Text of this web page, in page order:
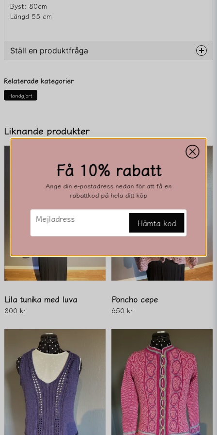
Liknande produkter
Lila tunika med luva
800 kr
Poncho cepe
650 kr
Byst: 80cm
Längd 55 cm
Ställ en produktfråga
Fråga oss något om denna produkten...
Namn
Ja, ni får publicera min fråga
Skicka fråga
Relaterade kategorier
Handgjort
Få 10% rabatt
Ange din e-postadress nedan för att få en
rabattkod på hela ditt köp
email
Mejladress Hämta kod